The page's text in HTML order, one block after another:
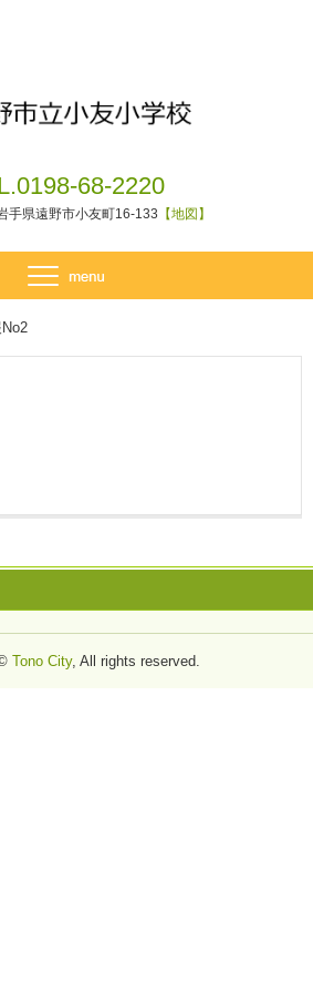
68-2220
手県遠野市小友町16-133 【地図】
Tono City, All rights reserved.